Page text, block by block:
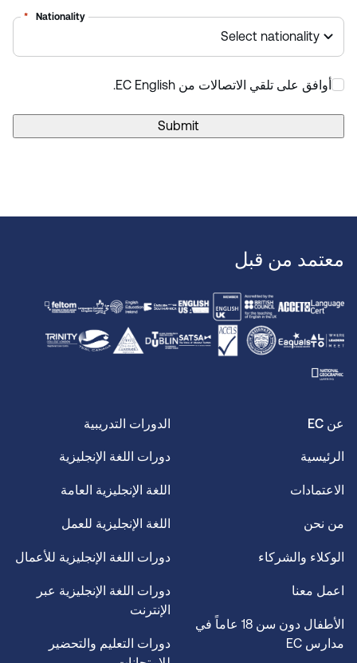
Nationality
*
أوافق على تلقي الاتصالات من EC English.
Submit
معتمد من قبل
عن EC
الرئيسية
الاعتمادات
من نحن
الوكلاء والشركاء
اعمل معنا
الأطفال دون سن 18 عاماً في
مدارس EC
الدورات التدريبية
دورات اللغة الإنجليزية
اللغة الإنجليزية العامة
اللغة الإنجليزية للعمل
دورات اللغة الإنجليزية للأعمال
دورات اللغة الإنجليزية عبر
الإنترنت
دورات التعليم والتحضير